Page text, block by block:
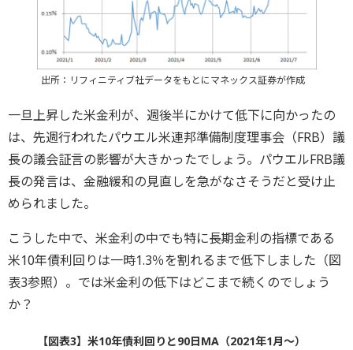
出所：リフィニティブ社データをもとにマネックス証券が作成
一旦上昇した米金利が、週後半にかけて低下に向かったの
は、先週行われたパウエル米連邦準備制度理事会（FRB）議
長の議会証言の影響が大きかったでしょう。パウエルFRB議
長の発言は、金融緩和の見直しを急がなさそうだと受け止
められました。
こうした中で、米金利の中でも特に長期金利の指標である
米10年債利回りは一時1.3％を割れるまで低下しました（図
表3参照）。では米金利の低下はどこまで続くのでしょう
か？
【図表3】米10年債利回りと90日MA（2021年1月～）